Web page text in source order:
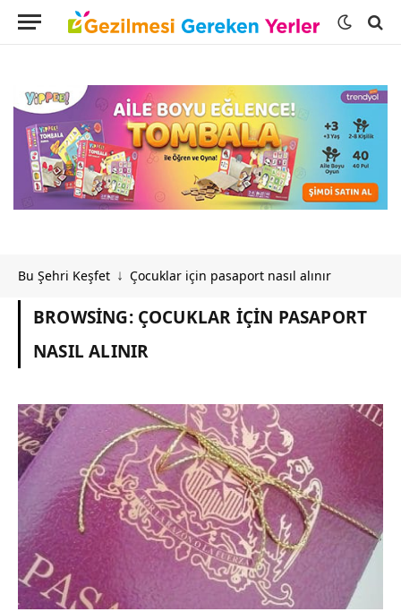
Bu Şehri Keşfet ↓ Çocuklar için pasaport nasıl alınır
BROWSING: ÇOCUKLAR IÇIN PASAPORT
NASIL ALINIR